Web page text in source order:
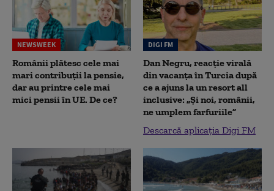
NEWSWEEK
Românii plătesc cele mai
mari contribuții la pensie,
dar au printre cele mai
mici pensii în UE. De ce?
DIGI FM
Dan Negru, reacție virală
din vacanța în Turcia după
ce a ajuns la un resort all
inclusive: „Și noi, românii,
ne umplem farfuriile”
Descarcă aplicația Digi FM